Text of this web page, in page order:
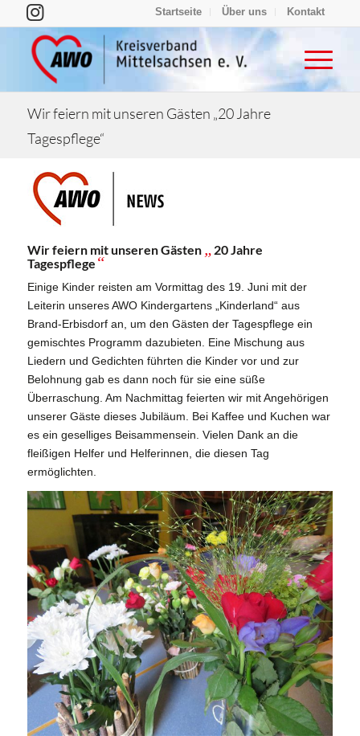
Startseite Über uns Kontakt
Wir feiern mit unseren Gästen „20 Jahre
Tagespflege“
Wir feiern mit unseren Gästen „ 20 Jahre
Tagespflege “
Einige Kinder reisten am Vormittag des 19. Juni mit der
Leiterin unseres AWO Kindergartens „Kinderland“ aus
Brand-Erbisdorf an, um den Gästen der Tagespflege ein
gemischtes Programm dazubieten. Eine Mischung aus
Liedern und Gedichten führten die Kinder vor und zur
Belohnung gab es dann noch für sie eine süße
Überraschung. Am Nachmittag feierten wir mit Angehörigen
unserer Gäste dieses Jubiläum. Bei Kaffee und Kuchen war
es ein geselliges Beisammensein. Vielen Dank an die
fleißigen Helfer und Helferinnen, die diesen Tag
ermöglichten.